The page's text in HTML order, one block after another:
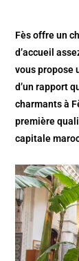
Fès offre un
d’accueil
vous propose
d’un rapport
charmants à
première
capitale